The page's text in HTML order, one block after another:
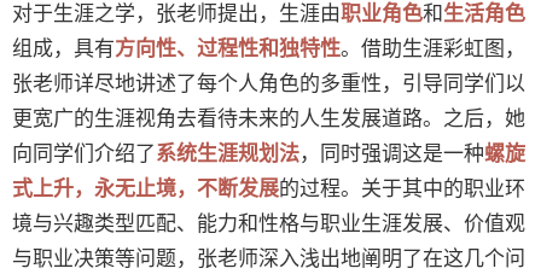
对于生涯之学，张老师提出，生涯由职业角色和 生活角色
组成，具有方向性、过程性和独特性。借助生涯彩虹图，
张老师详尽地讲述了每个人角色的多重性，引导同学们以
更宽广的生涯视角去看待未来的人生发展道路。之后，她
向同学们介绍了系统生涯规划法，同时强调这是一种螺旋
式上升，永无止境，不断发展的过程。关于其中的职业环
境与兴趣类型匹配、能力和性格与职业生涯发展、价值观
与职业决策等问题，张老师深入浅出地阐明了在这几个问